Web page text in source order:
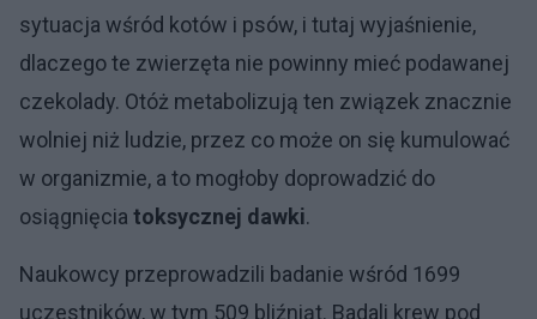
sytuacja wśród kotów i psów, i tutaj wyjaśnienie,
dlaczego te zwierzęta nie powinny mieć podawanej
czekolady. Otóż metabolizują ten związek znacznie
wolniej niż ludzie, przez co może on się kumulować
w organizmie, a to mogłoby doprowadzić do
osiągnięcia toksycznej dawki.
Naukowcy przeprowadzili badanie wśród 1699
uczestników, w tym 509 bliźniąt. Badali krew pod